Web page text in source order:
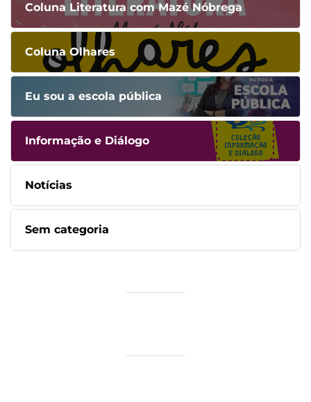
Coluna Literatura com Mazé Nóbrega
Coluna Olhares
Eu sou a escola pública
Informação e Diálogo
Notícias
Sem categoria